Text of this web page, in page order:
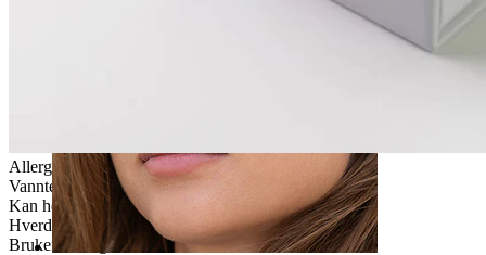
Allergivennlig
Vanntett
Kan holde livet ut
Hverdagsbruk
Brukervennligt